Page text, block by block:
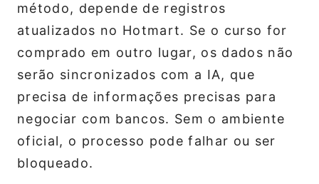
método, depende de registros
atualizados no Hotmart. Se o curso for
comprado em outro lugar, os dados não
serão sincronizados com a IA, que
precisa de informações precisas para
negociar com bancos. Sem o ambiente
oficial, o processo pode falhar ou ser
bloqueado.